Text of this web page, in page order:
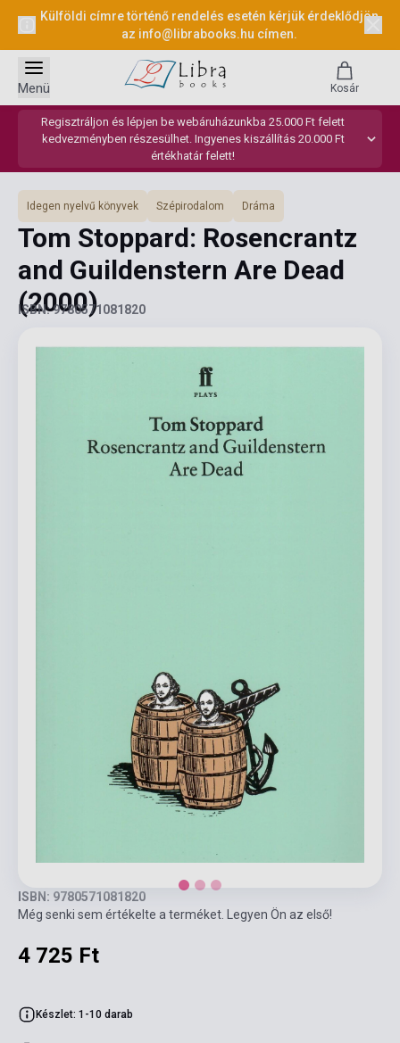
Külföldi címre történő rendelés esetén kérjük érdeklődjön
az info@librabooks.hu címen.
Regisztráljon és lépjen be webáruházunkba 25.000 Ft felett
kedvezményben részesülhet. Ingyenes kiszállítás 20.000 Ft
értékhatár felett!
Menü Kosár
Idegen nyelvű könyvek Szépirodalom Dráma
Tom Stoppard: Rosencrantz
and Guildenstern Are Dead
(2000)
ISBN: 9780571081820
ISBN: 9780571081820
Még senki sem értékelte a terméket. Legyen Ön az első!
4 725 Ft
Készlet: 1-10 darab